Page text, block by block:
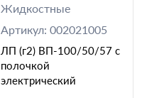
Жидкостные
Артикул: 002021005
ЛП (г2) ВП-100/50/57 с
полочкой
электрический